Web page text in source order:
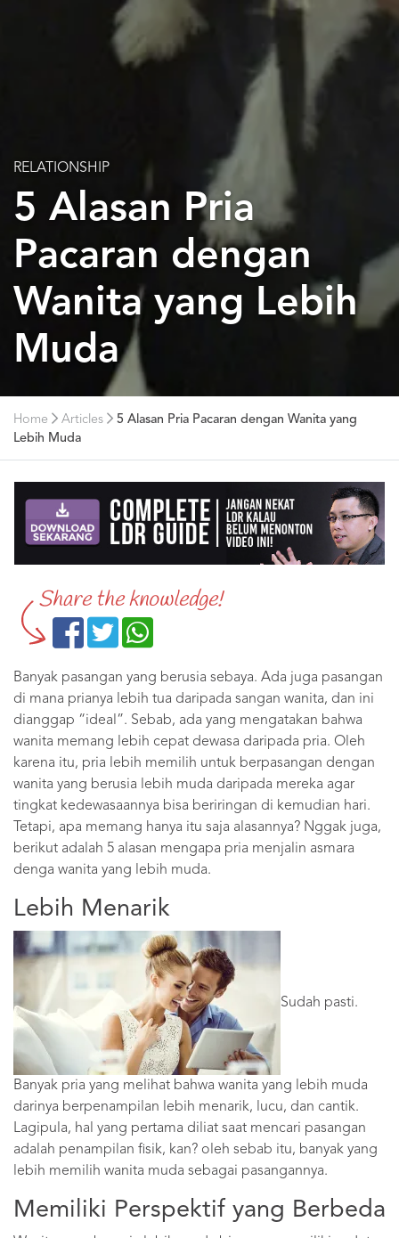
RELATIONSHIP
5 Alasan Pria
Pacaran dengan
Wanita yang Lebih
Muda
Home Articles
5 Alasan Pria Pacaran dengan Wanita yang
Lebih Muda
Share the knowledge!
Banyak pasangan yang berusia sebaya. Ada juga pasangan
di mana prianya lebih tua daripada sangan wanita, dan ini
dianggap “ideal”. Sebab, ada yang mengatakan bahwa
wanita memang lebih cepat dewasa daripada pria. Oleh
karena itu, pria lebih memilih untuk berpasangan dengan
wanita yang berusia lebih muda daripada mereka agar
tingkat kedewasaannya bisa beriringan di kemudian hari.
Tetapi, apa memang hanya itu saja alasannya? Nggak juga,
berikut adalah 5 alasan mengapa pria menjalin asmara
denga wanita yang lebih muda.
Lebih Menarik
Sudah pasti.
Banyak pria yang melihat bahwa wanita yang lebih muda
darinya berpenampilan lebih menarik, lucu, dan cantik.
Lagipula, hal yang pertama diliat saat mencari pasangan
adalah penampilan fisik, kan? oleh sebab itu, banyak yang
lebih memilih wanita muda sebagai pasangannya.
Memiliki Perspektif yang Berbeda